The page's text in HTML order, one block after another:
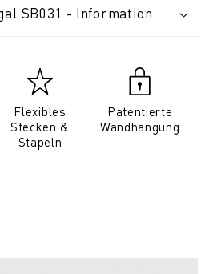
SB031 - Information
Flexibles
Stecken &
Stapeln
Patentierte
Wandhängung